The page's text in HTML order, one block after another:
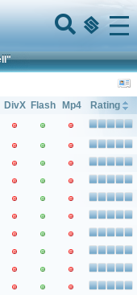
Menu
DivX Flash Mp4
Rating